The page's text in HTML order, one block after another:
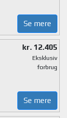
Se mere
kr. 12.405
Eksklusiv
forbrug
Se mere